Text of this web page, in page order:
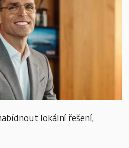
lokální řešení,